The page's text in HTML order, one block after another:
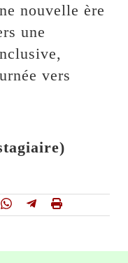
nouvelle ère
une
vers